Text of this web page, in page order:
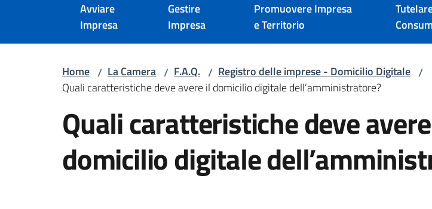
Avviare
Impresa
Gestire
Impresa
Promuovere Impresa
e Territorio
Home / La Camera / F.A.Q. / Registro delle imprese - Domicilio Digitale /
Quali caratteristiche deve avere il domicilio digitale dell’amministratore?
Quali caratteristiche deve
domicilio digitale